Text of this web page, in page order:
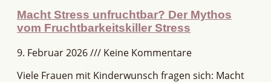
Macht Stress unfruchtbar? Der Mythos
vom Fruchtbarkeitskiller Stress
9. Februar 2026
Keine Kommentare
Viele Frauen mit Kinderwunsch fragen sich: Macht